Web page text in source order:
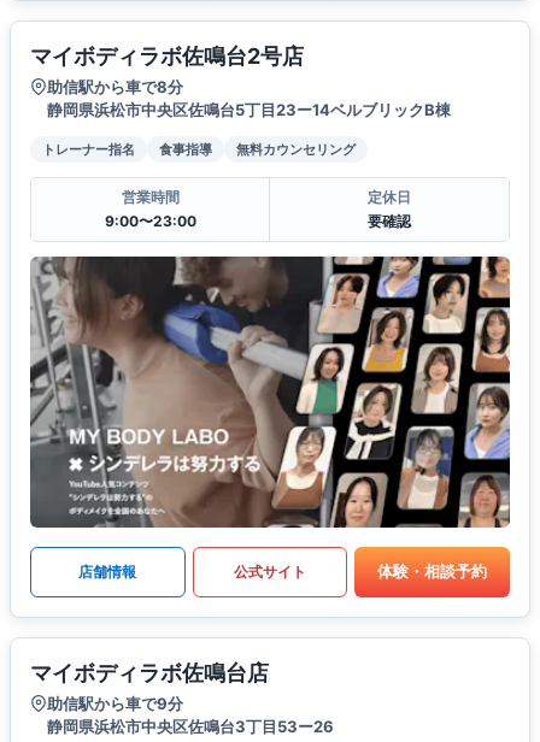
マイボディラボ佐鳴台2号店
助信駅から車で8分
静岡県浜松市中央区佐鳴台5丁目23ー14ベルブリックB棟
トレーナー指名 食事指導 無料カウンセリング
営業時間
9:00〜23:00
定休日
要確認
店舗情報 公式サイト 体験・相談予約
マイボディラボ佐鳴台店
助信駅から車で9分
静岡県浜松市中央区佐鳴台3丁目53ー26